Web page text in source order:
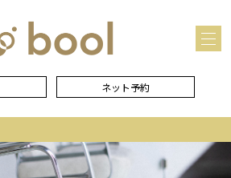
ネット予約
メ
ニュー
を